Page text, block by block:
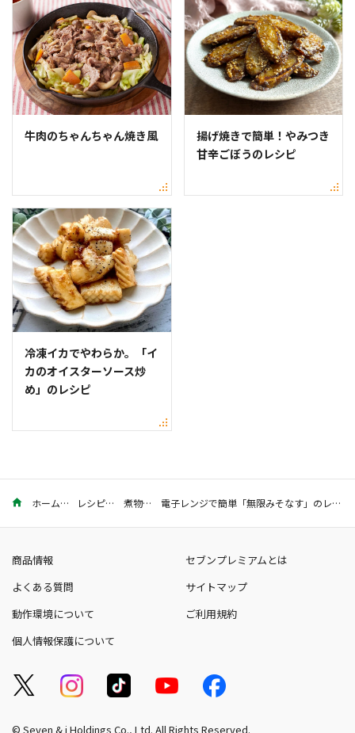
牛肉のちゃんちゃん焼き風
揚げ焼きで簡単！やみつき
甘辛ごぼうのレシピ
冷凍イカでやわらか。「イ
カのオイスターソース炒
め」のレシピ
ホーム レシピ 煮物 電子レンジで簡単「無限みそなす」のレシピ。こってり味でごはんがすすむ！
商品情報
セブンプレミアムとは
よくある質問
サイトマップ
動作環境について
ご利用規約
個人情報保護について
© Seven & i Holdings Co., Ltd. All Rights Reserved.